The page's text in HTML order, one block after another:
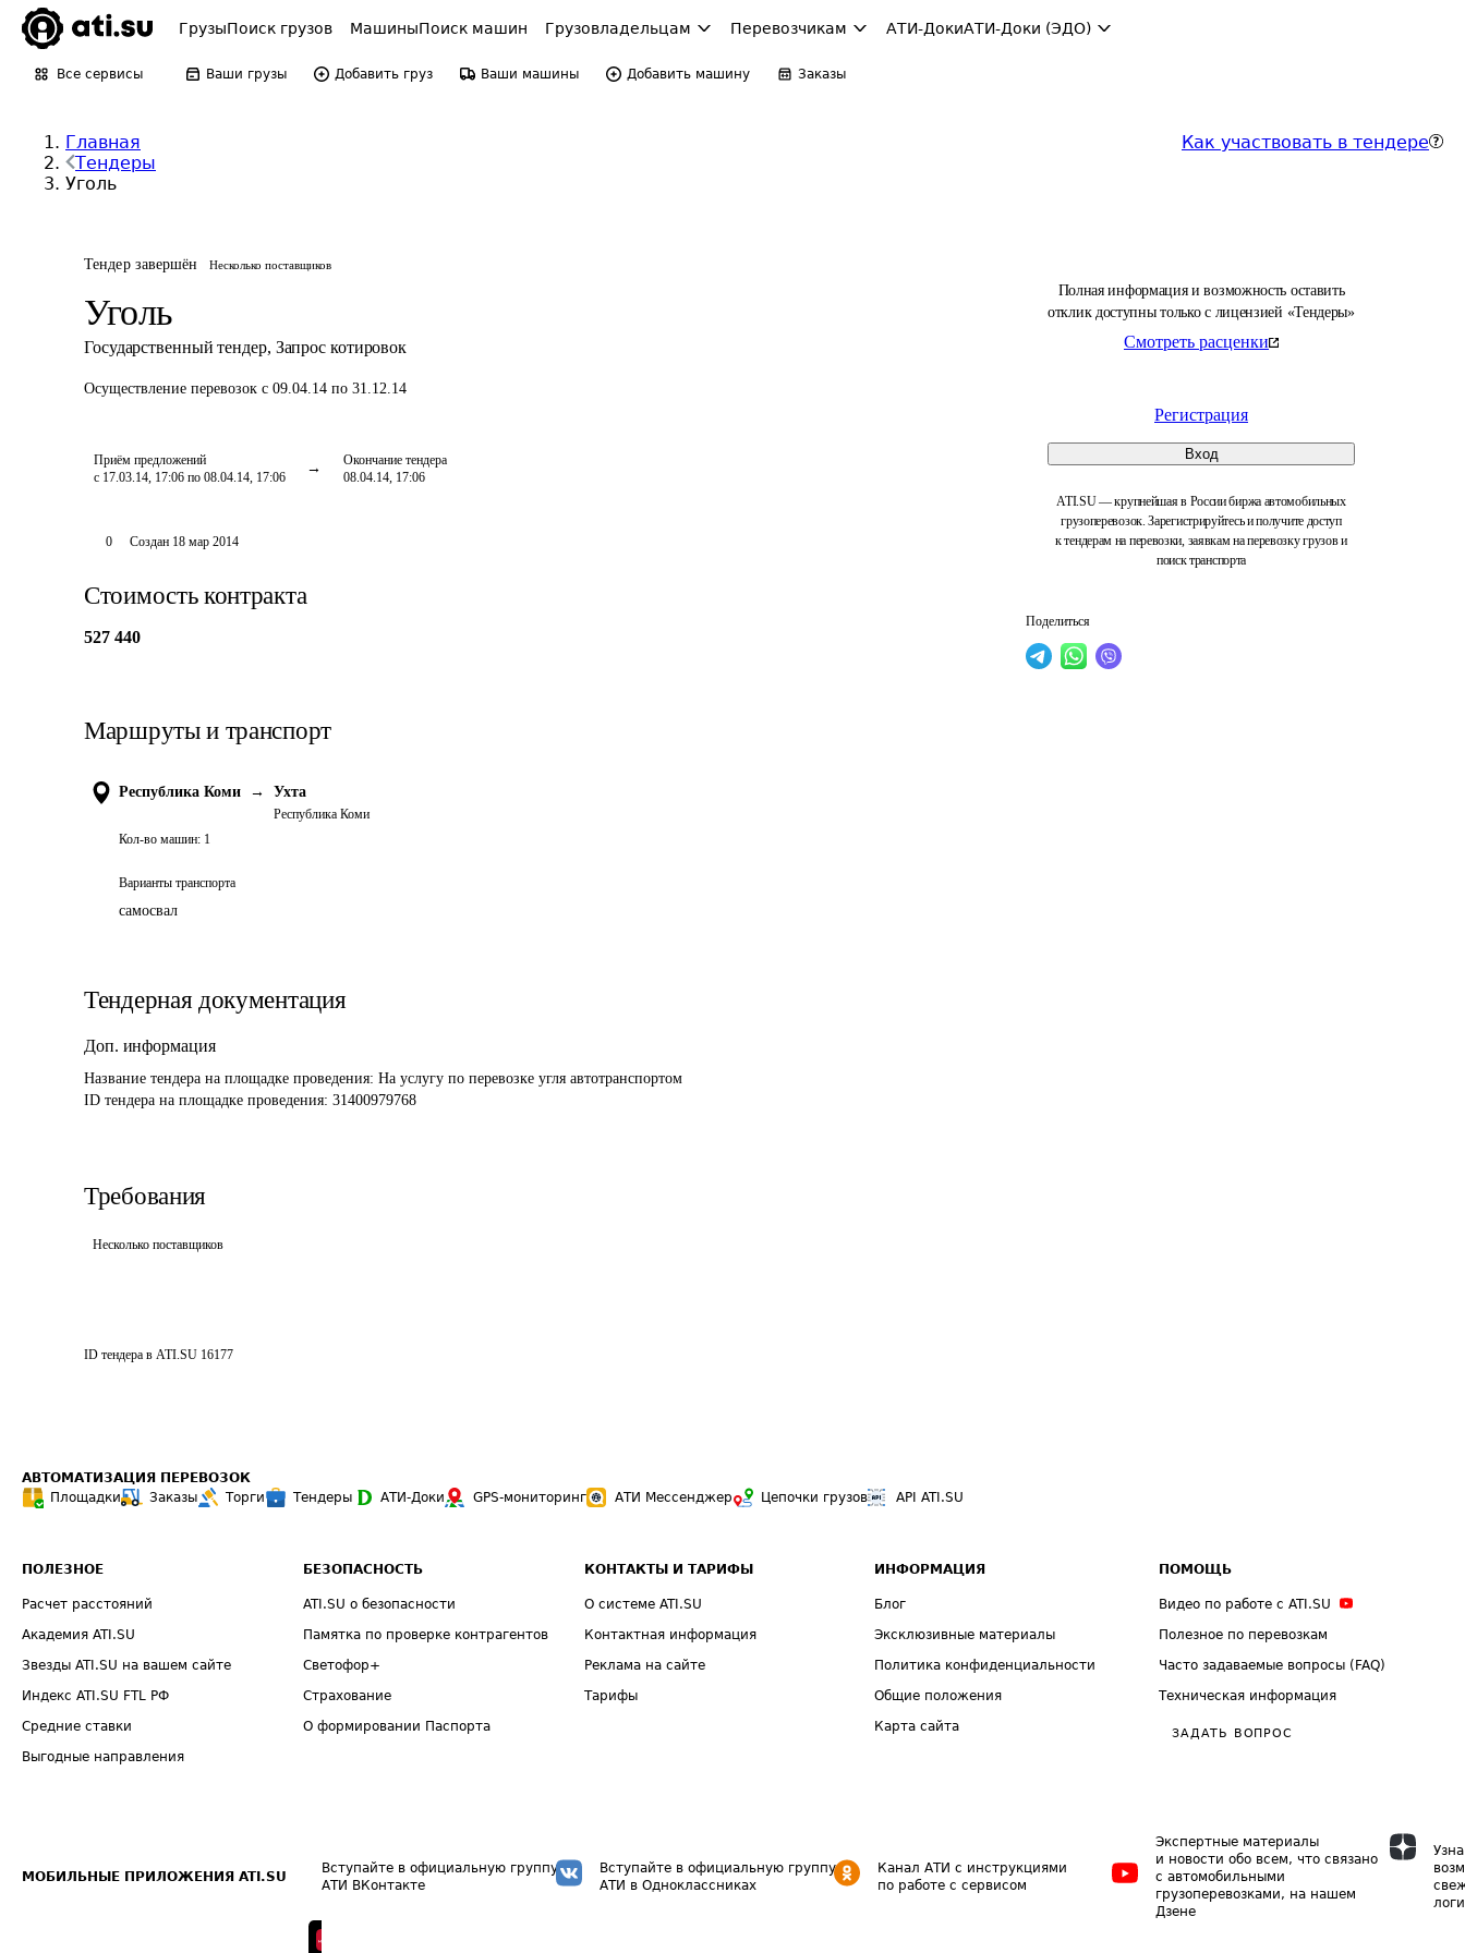
ГрузыПоиск грузов МашиныПоиск машин Грузовладельцам Перевозчикам АТИ-ДокиАТИ-Доки (ЭДО)
Все сервисы Ваши грузы Добавить груз Ваши машины Добавить машину Заказы
Главная
Тендеры
Уголь
Как участвовать в тендере
Тендер завершён Несколько поставщиков
Уголь
Государственный тендер, Запрос котировок
Осуществление перевозок с 09.04.14 по 31.12.14
Приём предложений
с 17.03.14, 17:06 по 08.04.14, 17:06
Окончание тендера
08.04.14, 17:06
Полная информация и возможность оставить
отклик доступны только с лицензией «Тендеры»
Смотреть расценки
Регистрация
Вход
ATI.SU — крупнейшая в России биржа автомобильных
грузоперевозок. Зарегистрируйтесь и получите доступ
к тендерам на перевозки, заявкам на перевозку грузов и
поиск транспорта
Поделиться
0 Создан 18 мар 2014
Стоимость контракта
527 440
Маршруты и транспорт
Республика Коми → Ухта
Республика Коми
Кол-во машин: 1
Варианты транспорта
самосвал
Тендерная документация
Доп. информация
Название тендера на площадке проведения: На услугу по перевозке угля автотранспортом
ID тендера на площадке проведения: 31400979768
Требования
Несколько поставщиков
ID тендера в ATI.SU 16177
АВТОМАТИЗАЦИЯ ПЕРЕВОЗОК
Площадки
Заказы Торги Тендеры АТИ-Доки GPS-мониторинг АТИ Мессенджер Цепочки грузов API ATI.SU
ПОЛЕЗНОЕ
Расчет расстояний
Академия ATI.SU
Звезды ATI.SU на вашем сайте
Индекс ATI.SU FTL РФ
Средние ставки
Выгодные направления
БЕЗОПАСНОСТЬ
ATI.SU о безопасности
Памятка по проверке контрагентов
Светофор+
Страхование
О формировании Паспорта
КОНТАКТЫ И ТАРИФЫ
О системе ATI.SU
Контактная информация
Реклама на сайте
Тарифы
ИНФОРМАЦИЯ
Блог
Эксклюзивные материалы
Политика конфиденциальности
Общие положения
Карта сайта
ПОМОЩЬ
Видео по работе с ATI.SU
Полезное по перевозкам
Часто задаваемые вопросы (FAQ)
Техническая информация
ЗАДАТЬ ВОПРОС
МОБИЛЬНЫЕ ПРИЛОЖЕНИЯ ATI.SU
Вступайте в официальную группу
АТИ ВКонтакте
Вступайте в официальную группу
АТИ в Одноклассниках
Канал АТИ с инструкциями
по работе с сервисом
Экспертные материалы
и новости обо всем, что связано
с автомобильными
грузоперевозками, на нашем
Дзене